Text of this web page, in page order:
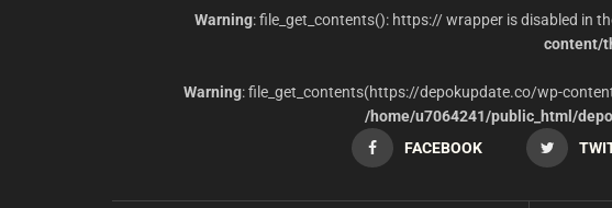
Warning: file_get_contents(): https:// wrapper is disabled in
content/
Warning: file_get_contents(https://depokupdate.co/wp-
/home/u7064241/public_html/
FACEBOOK